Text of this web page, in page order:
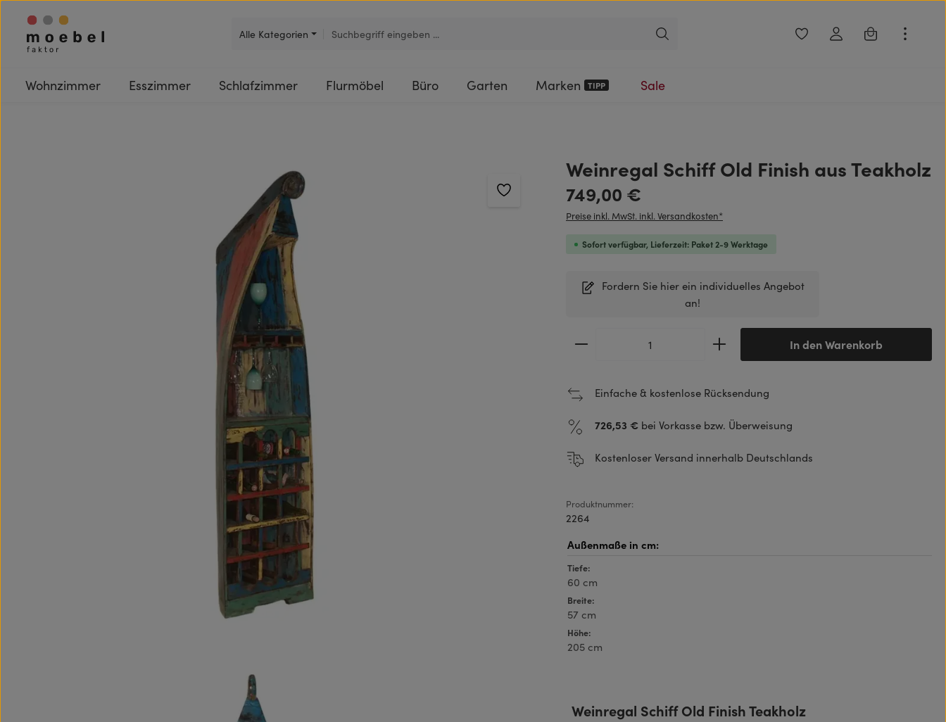
Hauptinhalt springen
Zur Suche springen
Zur Hauptnavigation springen
Alle Kategorien
Du hast 0 Produkte auf dem
Warenkorb
Wohnzimmer Esszimmer Schlafzimmer Flurmöbel Büro Garten Marken TIPP Sale
Weinregal Schiff Old Finish aus Teakholz
Regulärer Preis:
749,00 €
Preise inkl. MwSt. inkl. Versandkosten*
Sofort verfügbar, Lieferzeit: Paket 2-9 Werktage
Fordern Sie hier ein individuelles Angebot
an!
Produkt Anzahl: Gib den gewünschten Wert
In den Warenkorb
Einfache & kostenlose Rücksendung
726,53 € bei Vorkasse bzw. Überweisung
Kostenloser Versand innerhalb Deutschlands
Produktnummer:
2264
Tiefe:
60 cm
Breite:
57 cm
Höhe:
205 cm
Weinregal Schiff Old Finish Teakholz